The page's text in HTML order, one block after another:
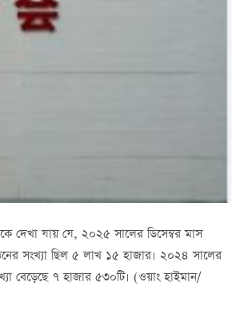
দেখা যায় যে, ২০২৫ সালের ডিসেম্বর মাস
সংখ্যা ছিল ৫ লাখ ১৫ হাজার। ২০২৪ সালের
বেড়েছে ৭ হাজার ৫৩০টি। (ওয়াং হাইমান/